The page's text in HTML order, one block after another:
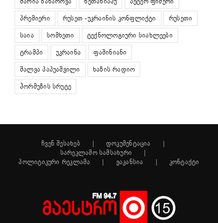
პრემიერი
რუსეთ -უკრაინის კონფლიქტი
რუსეთი
საია
სომხეთი
ტექნოლოგიური სიახლეები
ტრამპი
უკრაინა
ფაშინიანი
შალვა პაპუაშვილი
ხაზის რადიო
ჰორმუზის სრუტე
ჩვენ შესახებ
დოკუმენტაცია
სარეკლამო სამსახური
პოლიტიკური რეკლამა
ვაკანსია კონტაქტი